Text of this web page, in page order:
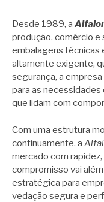
Desde 1989, a
produção, comércio
embalagens técnicas
altamente exigente,
segurança, a
para as
que lidam com
Com uma estrutura
continuamente, a
mercado com
compromisso vai
estratégica para
vedação segura e